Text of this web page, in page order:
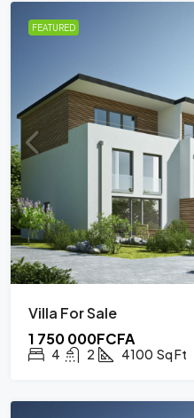
FEATURED
Villa For Sale
1 750 000FCFA
4 2 4100 Sq Ft